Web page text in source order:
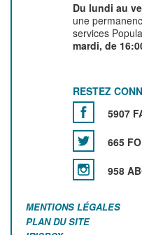
Du lundi au
une
services
mardi, de
RESTEZ
5907
665
958
MENTIONS LÉGALES
PLAN DU SITE